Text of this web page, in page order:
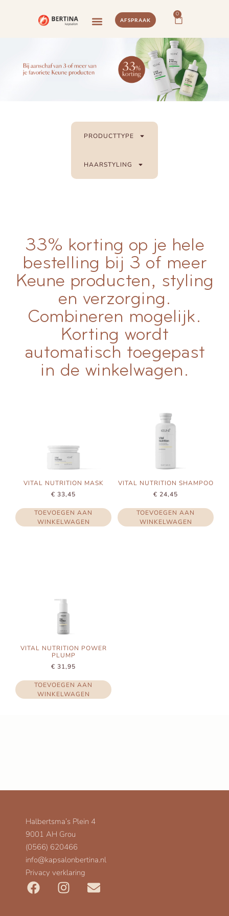
AFSPRAAK
0
PRODUCTTYPE
HAARSTYLING
33% korting op je hele
bestelling bij 3 of meer
Keune producten, styling
en verzorging.
Combineren mogelijk.
Korting wordt
automatisch toegepast
in de winkelwagen.
VITAL NUTRITION MASK
€ 33,45
TOEVOEGEN AAN
WINKELWAGEN
VITAL NUTRITION SHAMPOO
€ 24,45
TOEVOEGEN AAN
WINKELWAGEN
VITAL NUTRITION POWER
PLUMP
€ 31,95
TOEVOEGEN AAN
WINKELWAGEN
Halbertsma’s Plein 4
9001 AH Grou
(0566) 620466
info@kapsalonbertina.nl
Privacy verklaring